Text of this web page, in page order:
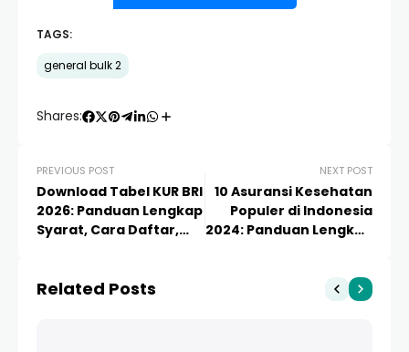
TAGS:
general bulk 2
Shares:
PREVIOUS POST
Download Tabel KUR BRI
2026: Panduan Lengkap
Syarat, Cara Daftar,
NEXT POST
10 Asuransi Kesehatan
Populer di Indonesia
2024: Panduan Lengkap
Related Posts